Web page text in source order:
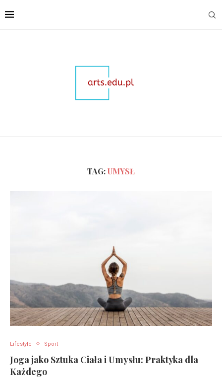
TAG:UMYSŁ
Lifestyle Sport
Joga jako Sztuka Ciała i Umysłu: Praktyka dla
Każdego